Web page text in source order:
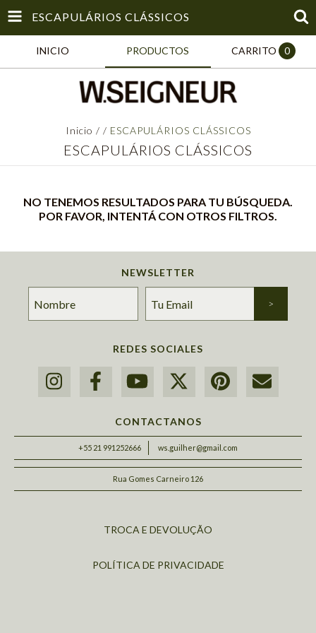
ESCAPULÁRIOS CLÁSSICOS
INICIO PRODUCTOS CARRITO 0
Inicio / / ESCAPULÁRIOS CLÁSSICOS
ESCAPULÁRIOS CLÁSSICOS
NO TENEMOS RESULTADOS PARA TU BÚSQUEDA.
POR FAVOR, INTENTÁ CON OTROS FILTROS.
NEWSLETTER
REDES SOCIALES
CONTACTANOS
+55 21 991252666 ws.guilher@gmail.com
Rua Gomes Carneiro 126
TROCA E DEVOLUÇÃO
POLÍTICA DE PRIVACIDADE